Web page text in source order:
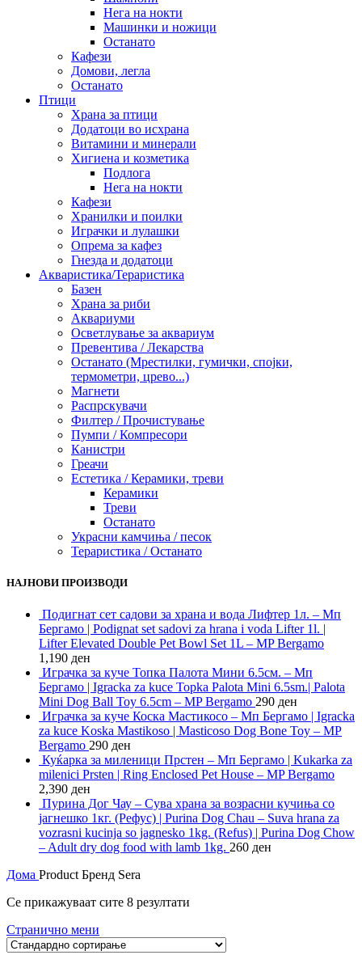
Нега на нокти
Машинки и ножици
Останато
Кафези
Домови, легла
Останато
Птици
Храна за птици
Додатоци во исхрана
Витамини и минерали
Хигиена и козметика
Подлога
Нега на нокти
Кафези
Хранилки и поилки
Играчки и лулашки
Опрема за кафез
Гнезда и додатоци
Акваристика/Тераристика
Базен
Храна за риби
Аквариуми
Осветлување за аквариум
Превентива / Лекарства
Останато (Мрестилки, гумички, спојки,
термометри, црево...)
Магнети
Распрскувачи
Филтер / Прочистување
Пумпи / Компресори
Канистри
Греачи
Естетика / Керамики, треви
Керамики
Треви
Останато
Украсни камчиња / песок
Тераристика / Останато
НАЈНОВИ ПРОИЗВОДИ
Подигнат сет садови за храна и вода Лифтер 1л. – Мп
Бергамо | Podignat set sadovi za hrana i voda Lifter 1l. |
Lifter Elevated Double Pet Bowl Set 1L – MP Bergamo
1,190 ден
Играчка за куче Топка Палота Мини 6.5см. – Мп
Бергамо | Igracka za kuce Topka Palota Mini 6.5sm.| Palota
Mini Dog Ball Toy 6.5cm – MP Bergamo 290 ден
Играчка за куче Коска Мастикосо – Мп Бергамо | Igracka
za kuce Koska Mastikoso | Masticoso Dog Bone Toy – MP
Bergamo 290 ден
Куќарка за миленици Прстен – Мп Бергамо | Kukarka za
milenici Prsten | Ring Enclosed Pet House – MP Bergamo
2,390 ден
Пурина Дог Чау – Сува храна за возрасни кучиња со
јагнешко 1кг. (Рефус) | Purina Dog Chau – Suva hrana za
vozrasni kucinja so jagnesko 1kg. (Refus) | Purina Dog Chow
– Adult dry dog food with lamb 1kg. 260 ден
Дома Product Бренд Sera
Се прикажуваат сите 8 резултати
Странично мени